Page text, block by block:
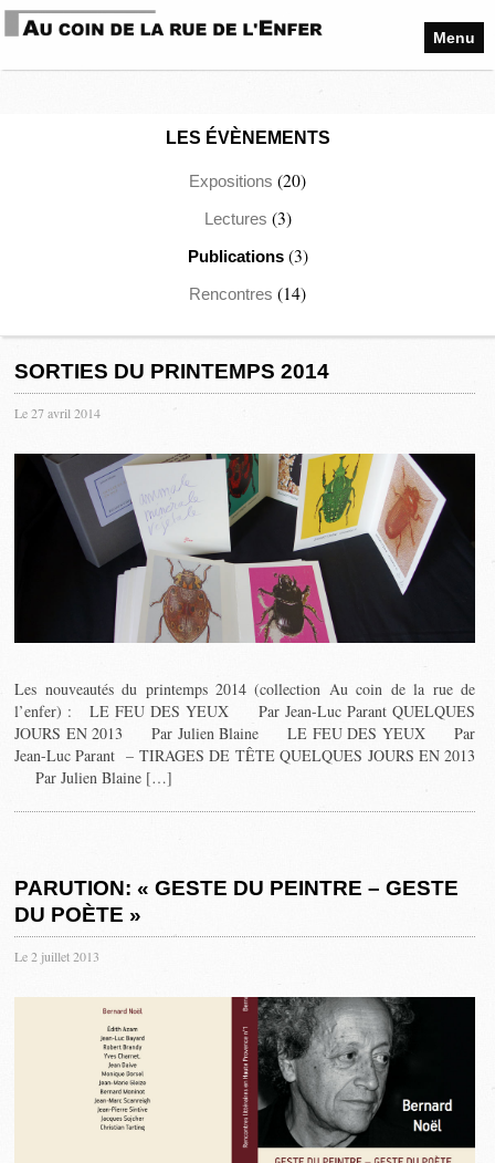
Menu
LES ÉVÈNEMENTS
Expositions (20)
Lectures (3)
Publications(3)
Rencontres (14)
SORTIES DU PRINTEMPS 2014
Le 27 avril 2014
Les nouveautés du printemps 2014 (collection Au coin de la rue de
l’enfer) : LE FEU DES YEUX Par Jean-Luc Parant QUELQUES
JOURS EN 2013 Par Julien Blaine LE FEU DES YEUX Par
Jean-Luc Parant – TIRAGES DE TÊTE QUELQUES JOURS EN 2013
Par Julien Blaine […]
PARUTION: « GESTE DU PEINTRE – GESTE
DU POÈTE »
Le 2 juillet 2013